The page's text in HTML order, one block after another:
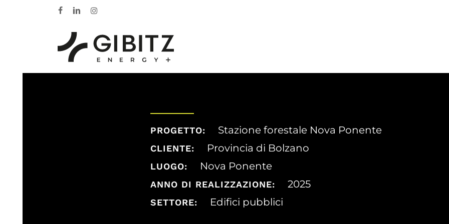
PROGETTO: Stazione forestale Nova Ponente
CLIENTE: Provincia di Bolzano
LUOGO: Nova Ponente
ANNO DI REALIZZAZIONE: 2025
SETTORE: Edifici pubblici